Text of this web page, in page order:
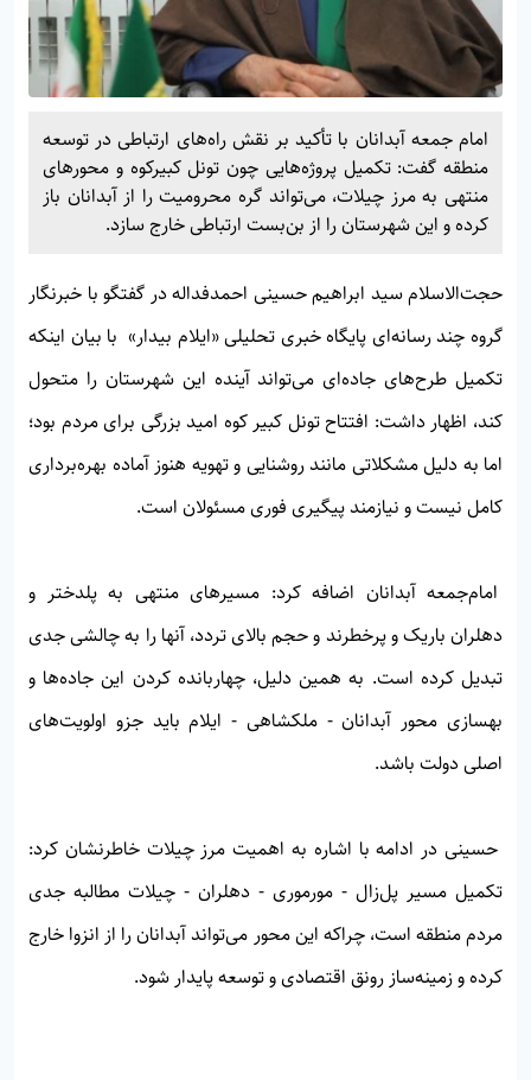
امام جمعه آبدانان با تأکید بر نقش راه‌های ارتباطی در توسعه
منطقه گفت: تکمیل پروژه‌هایی چون تونل کبیرکوه و محورهای
منتهی به مرز چیلات، می‌تواند گره محرومیت را از آبدانان باز
کرده و این شهرستان را از بن‌بست ارتباطی خارج سازد.
حجت‌الاسلام‌ سید ابراهیم حسینی احمدفداله در گفتگو با خبرنگار
گروه چند رسانه‌ای پایگاه خبری تحلیلی «ایلام بیدار» با بیان اینکه
تکمیل طرح‌های جاده‌ای می‌تواند آینده این شهرستان را متحول
کند، اظهار داشت: افتتاح تونل کبیر کوه امید بزرگی برای مردم بود؛
اما به دلیل مشکلاتی مانند روشنایی و تهویه هنوز آماده بهره‌برداری
کامل نیست و نیازمند پیگیری فوری مسئولان است.
امام‌جمعه آبدانان اضافه کرد: مسیرهای منتهی به پلدختر و
دهلران باریک و پرخطرند و حجم بالای تردد، آنها را به چالشی جدی
تبدیل کرده است. به همین دلیل، چهاربانده کردن این جاده‌ها و
بهسازی محور آبدانان - ملکشاهی - ایلام باید جزو اولویت‌های
اصلی دولت باشد.
حسینی در ادامه با اشاره به اهمیت مرز چیلات خاطرنشان کرد:
تکمیل مسیر پل‌زال - مورموری - دهلران - چیلات مطالبه جدی
مردم منطقه است، چراکه این محور می‌تواند آبدانان را از انزوا خارج
کرده و زمینه‌ساز رونق اقتصادی و توسعه پایدار شود.